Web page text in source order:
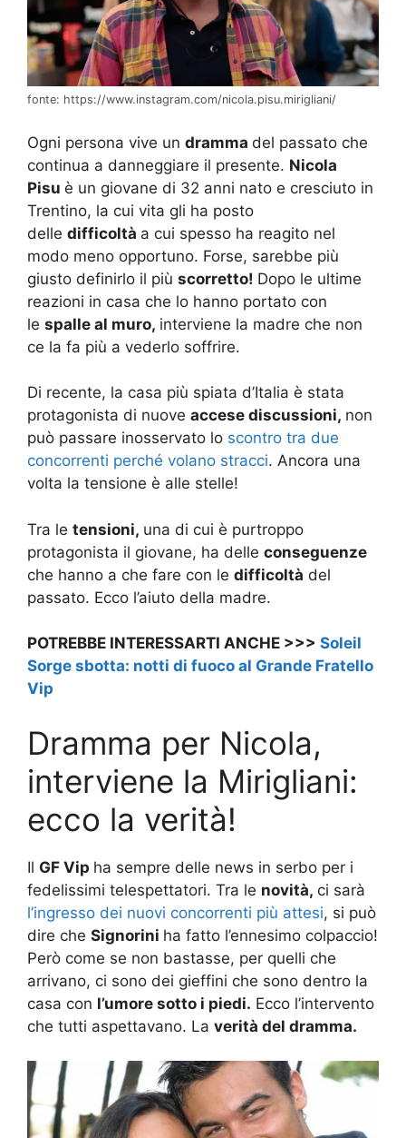
fonte: https://www.instagram.com/nicola.pisu.mirigliani/
Ogni persona vive un dramma del passato che
continua a danneggiare il presente. Nicola
Pisu è un giovane di 32 anni nato e cresciuto in
Trentino, la cui vita gli ha posto
delle difficoltà a cui spesso ha reagito nel
modo meno opportuno. Forse, sarebbe più
giusto definirlo il più scorretto! Dopo le ultime
reazioni in casa che lo hanno portato con
le spalle al muro, interviene la madre che non
ce la fa più a vederlo soffrire.
Di recente, la casa più spiata d’Italia è stata
protagonista di nuove accese discussioni, non
può passare inosservato lo scontro tra due
concorrenti perché volano stracci. Ancora una
volta la tensione è alle stelle!
Tra le tensioni, una di cui è purtroppo
protagonista il giovane, ha delle conseguenze
che hanno a che fare con le difficoltà del
passato. Ecco l’aiuto della madre.
POTREBBE INTERESSARTI ANCHE >>> Soleil
Sorge sbotta: notti di fuoco al Grande Fratello
Vip
Dramma per Nicola,
interviene la Mirigliani:
ecco la verità!
Il GF Vip ha sempre delle news in serbo per i
fedelissimi telespettatori. Tra le novità, ci sarà
l’ingresso dei nuovi concorrenti più attesi, si può
dire che Signorini ha fatto l’ennesimo colpaccio!
Però come se non bastasse, per quelli che
arrivano, ci sono dei gieffini che sono dentro la
casa con l’umore sotto i piedi. Ecco l’intervento
che tutti aspettavano. La verità del dramma.